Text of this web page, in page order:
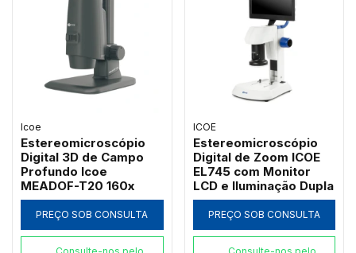
Icoe
Estereomicroscópio
Digital 3D de Campo
Profundo Icoe
MEADOF-T20 160x
PREÇO SOB CONSULTA
ICOE
Estereomicroscópio
Digital de Zoom ICOE
EL745 com Monitor
LCD e Iluminação Dupla
PREÇO SOB CONSULTA